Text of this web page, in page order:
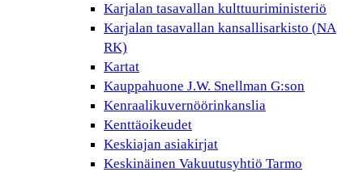
Karjalan tasavallan kulttuuriministeriö
Karjalan tasavallan kansallisarkisto (NA
RK)
Kartat
Kauppahuone J.W. Snellman G:son
Kenraalikuvernöörinkanslia
Kenttäoikeudet
Keskiajan asiakirjat
Keskinäinen Vakuutusyhtiö Tarmo